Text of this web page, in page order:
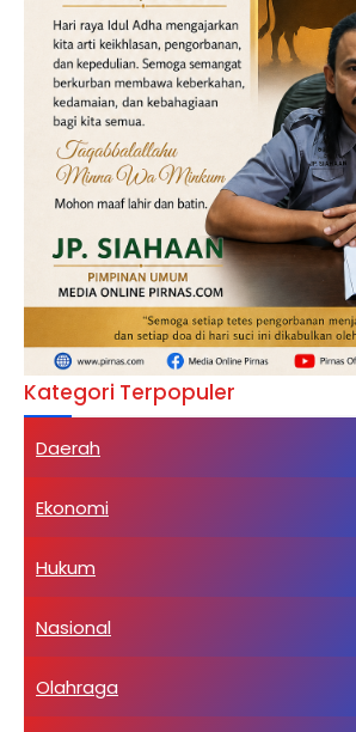
Kategori Terpopuler
Daerah
Ekonomi
Hukum
Nasional
Olahraga